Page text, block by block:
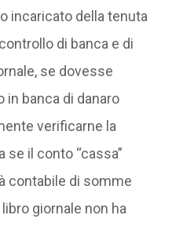
incaricato della tenuta
di banca e di
se dovesse
banca di danaro
verificarne la
se il conto “cassa”
contabile di somme
giornale non ha